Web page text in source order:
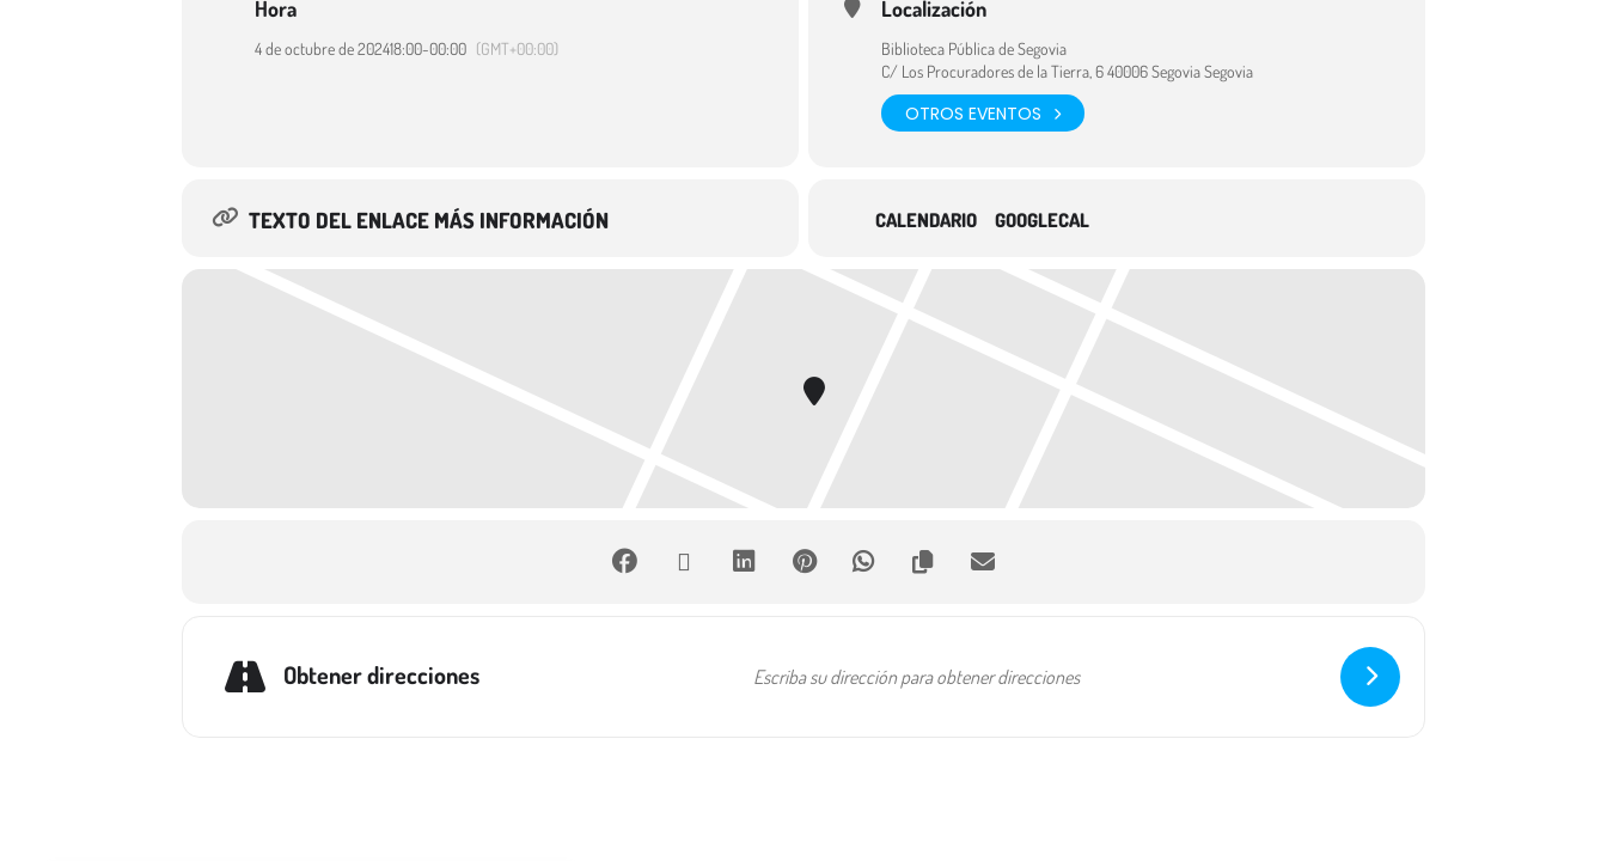
Hora
4 de octubre de 202418:00-00:00 (GMT+00:00)
Localización
Biblioteca Pública de Segovia
C/ Los Procuradores de la Tierra, 6 40006 Segovia Segovia
OTROS EVENTOS
TEXTO DEL ENLACE MÁS INFORMACIÓN CALENDARIO GOOGLECAL
Obtener direcciones